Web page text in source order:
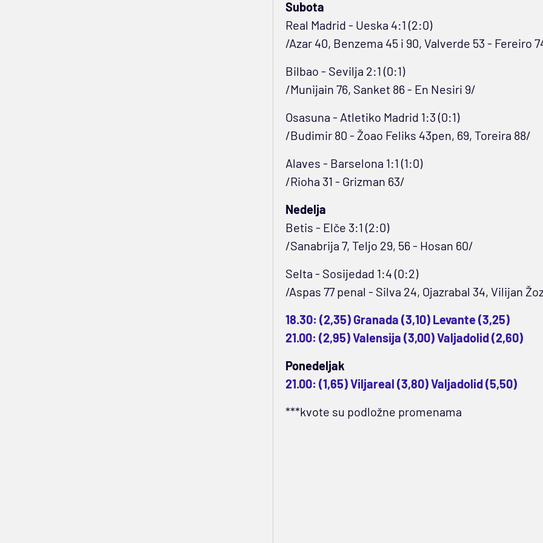
Subota
Real Madrid - Ueska 4:1 (2:0)
/Azar 40, Benzema 45 i 90, Valverde 53 - Fereiro
Bilbao - Sevilja 2:1 (0:1)
/Munijain 76, Sanket 86 - En Nesiri 9/
Osasuna - Atletiko Madrid 1:3 (0:1)
/Budimir 80 - Žoao Feliks 43pen, 69, Toreira 88/
Alaves - Barselona 1:1 (1:0)
/Rioha 31 - Grizman 63/
Nedelja
Betis - Elče 3:1 (2:0)
/Sanabrija 7, Teljo 29, 56 - Hosan 60/
Selta - Sosijedad 1:4 (0:2)
/Aspas 77 penal - Silva 24, Ojazrabal 34, Vilijan
18.30: (2,35) Granada (3,10) Levante (3,25)
21.00: (2,95) Valensija (3,00) Valjadolid (2,60)
Ponedeljak
21.00: (1,65) Viljareal (3,80) Valjadolid (5,50)
***kvote su podložne promenama